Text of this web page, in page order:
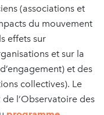
(associations et
du mouvement
effets sur
et sur la
et des
collectives). Le
l’Observatoire des